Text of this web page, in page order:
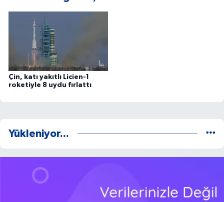
Çin, katı yakıtlı Licien-1
roketiyle 8 uydu fırlattı
Yükleniyor...